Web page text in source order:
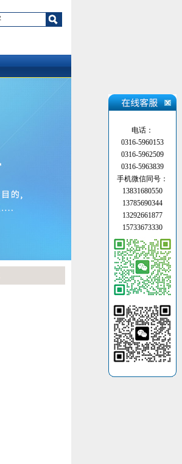
电话：
0316-5960153
0316-5962509
0316-5963839
手机微信同号：
13831680550
13785690344
13292661877
15733673330